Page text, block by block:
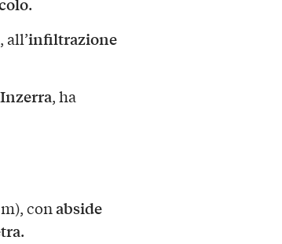
, all’infiltrazione
, ha
conabside
.